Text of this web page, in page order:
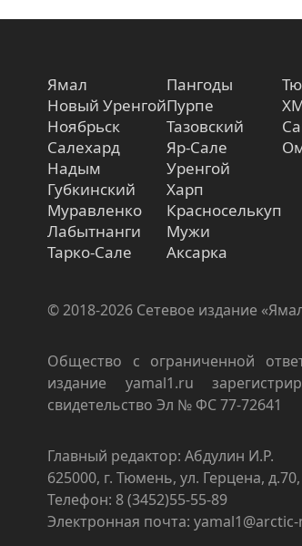
Ямал
Новый Уренгой
Ноябрьск
Салехард
Надым
Губкинский
Муравленко
Лабытнанги
Тарко-Сале
Пангоды
Пурпе
Тазовский
Яр-Сале
Уренгой
Харп
Красноселькуп
Мужи
Аксарка
© 2018-2026 Сетевое издание
Общество с ограниченной
издание yamal1.ru
свидетельство Эл № ФС 77-72641
Главный редактор: Абдулин И.Р.
625000, г. Тюмень, ул. Герцена,
Телефон: 8 (3452)55-55-89
Электронная почта: